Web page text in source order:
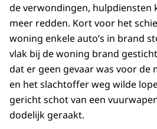
de verwondingen, hulpdiensten
meer redden. Kort voor het
woning enkele auto’s in brand
vlak bij de woning brand
dat er geen gevaar was voor de
en het slachtoffer weg wilde
gericht schot van een
dodelijk geraakt.